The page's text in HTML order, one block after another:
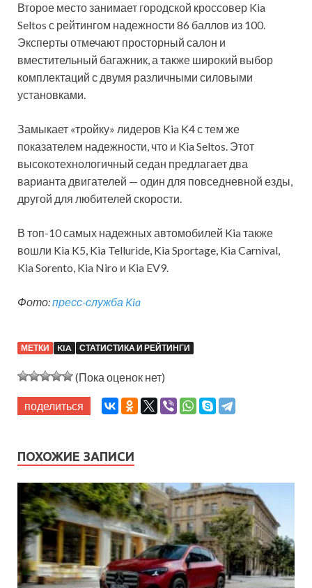
Второе место занимает городской кроссовер Kia
Seltos с рейтингом надежности 86 баллов из 100.
Эксперты отмечают просторный салон и
вместительный багажник, а также широкий выбор
комплектаций с двумя различными силовыми
установками.
Замыкает «тройку» лидеров Kia K4 с тем же
показателем надежности, что и Kia Seltos. Этот
высокотехнологичный седан предлагает два
варианта двигателей — один для повседневной езды,
другой для любителей скорости.
В топ-10 самых надежных автомобилей Kia также
вошли Kia K5, Kia Telluride, Kia Sportage, Kia Carnival,
Kia Sorento, Kia Niro и Kia EV9.
Фото:пресс-служба Kia
МЕТКИ KIA СТАТИСТИКА И РЕЙТИНГИ
(Пока оценок нет)
поделиться
ПОХОЖИЕ ЗАПИСИ